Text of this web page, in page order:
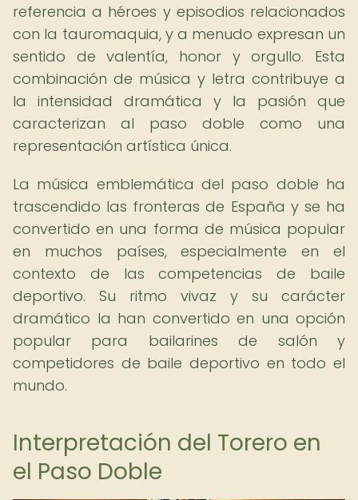
referencia a héroes y episodios relacionados
con la tauromaquia, y a menudo expresan un
sentido de valentía, honor y orgullo. Esta
combinación de música y letra contribuye a
la intensidad dramática y la pasión que
caracterizan al paso doble como una
representación artística única.
La música emblemática del paso doble ha
trascendido las fronteras de España y se ha
convertido en una forma de música popular
en muchos países, especialmente en el
contexto de las competencias de baile
deportivo. Su ritmo vivaz y su carácter
dramático la han convertido en una opción
popular para bailarines de salón y
competidores de baile deportivo en todo el
mundo.
Interpretación del Torero en
el Paso Doble